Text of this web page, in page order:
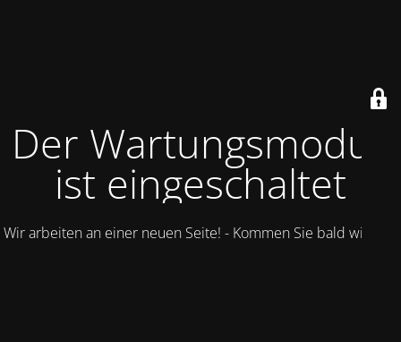
Der Wartungsmodus
ist eingeschaltet
Wir arbeiten an einer neuen Seite! - Kommen Sie bald wieder.